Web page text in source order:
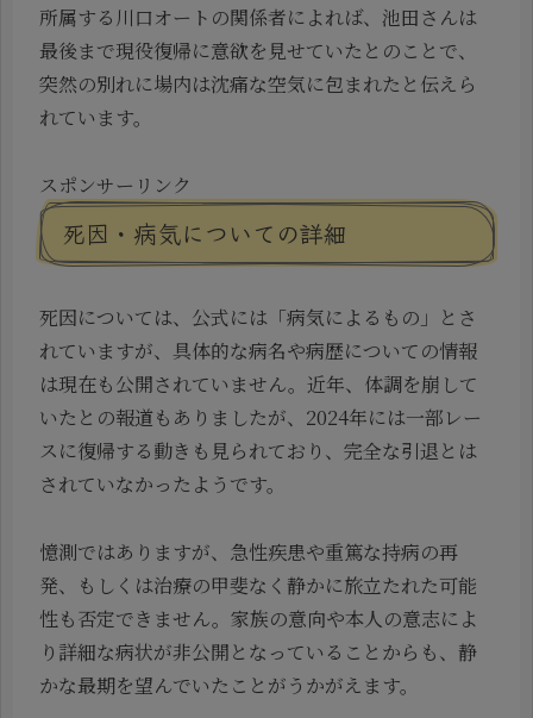
所属する川口オートの関係者によれば、池田さんは
最後まで現役復帰に意欲を見せていたとのことで、
突然の別れに場内は沈痛な空気に包まれたと伝えら
れています。
スポンサーリンク
死因・病気についての詳細
死因については、公式には「病気によるもの」とさ
れていますが、具体的な病名や病歴についての情報
は現在も公開されていません。近年、体調を崩して
いたとの報道もありましたが、2024年には一部レー
スに復帰する動きも見られており、完全な引退とは
されていなかったようです。
憶測ではありますが、急性疾患や重篤な持病の再
発、もしくは治療の甲斐なく静かに旅立たれた可能
性も否定できません。家族の意向や本人の意志によ
り詳細な病状が非公開となっていることからも、静
かな最期を望んでいたことがうかがえます。